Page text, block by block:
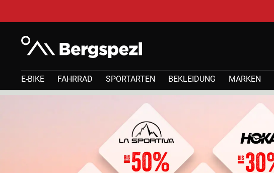
E-BIKE FAHRRAD SPORTARTEN BEKLEIDUNG MARKEN